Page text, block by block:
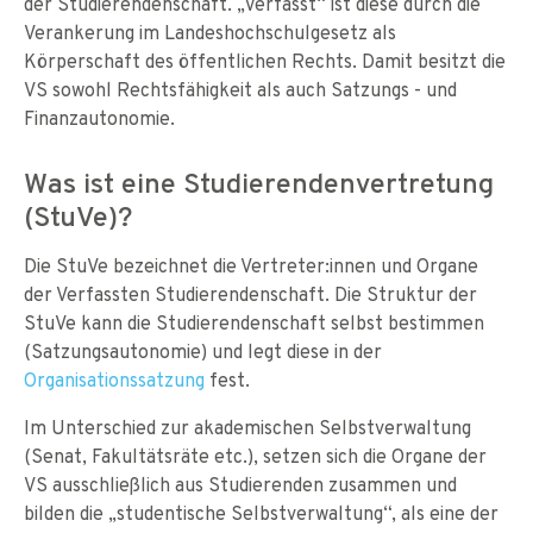
Verankerung im Landeshochschulgesetz als
Körperschaft des öffentlichen Rechts. Damit besitzt die
VS sowohl Rechtsfähigkeit als auch Satzungs - und
Finanzautonomie.
Was ist eine Studierendenvertretung
(StuVe)?
Die StuVe bezeichnet die Vertreter:innen und Organe
der Verfassten Studierendenschaft. Die Struktur der
StuVe kann die Studierendenschaft selbst bestimmen
(Satzungsautonomie) und legt diese in der
Organisationssatzung fest.
Im Unterschied zur akademischen Selbstverwaltung
(Senat, Fakultätsräte etc.), setzen sich die Organe der
VS ausschließlich aus Studierenden zusammen und
bilden die „studentische Selbstverwaltung“, als eine der